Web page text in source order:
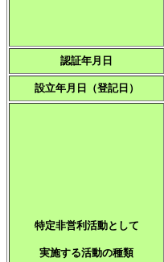
認証年月日
設立年月日（登記日）
特定非営利活動として
実施する活動の種類